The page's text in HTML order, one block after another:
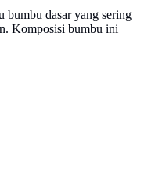
bumbu dasar yang sering
Komposisi bumbu ini